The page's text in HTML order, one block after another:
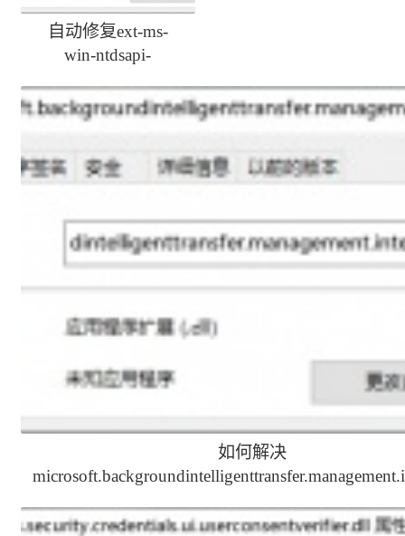
自动修复ext-ms-
win-ntdsapi-
l1-1-0.dll丢失方法
如何解决